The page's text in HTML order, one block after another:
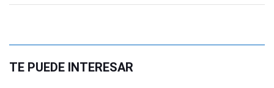
TE PUEDE INTERESAR